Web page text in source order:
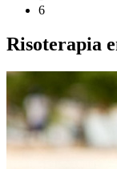
6
Risoterapia